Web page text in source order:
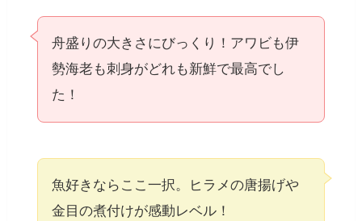
舟盛りの大きさにびっくり！アワビも伊
勢海老も刺身がどれも新鮮で最高でし
た！
魚好きならここ一択。ヒラメの唐揚げや
金目の煮付けが感動レベル！